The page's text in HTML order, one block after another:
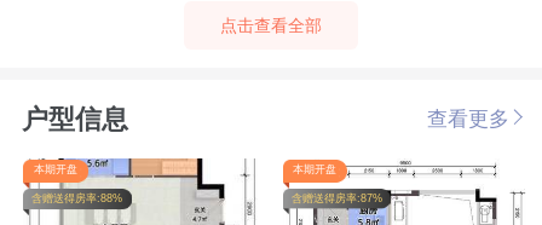
点击查看全部
户型信息 查看更多
本期开盘
含赠送得房率:88%
本期开盘
含赠送得房率:87%